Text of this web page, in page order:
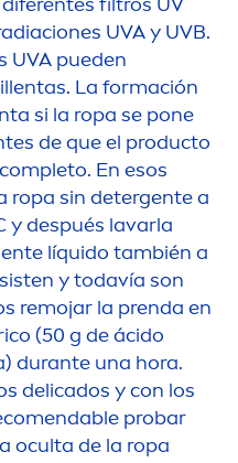
UVA y UVB.
UVA pueden
La formación
ta si la ropa se pone
de que el producto
En esos
ropa sin detergente a
y después lavarla
líquido también a
y todavía son
remojar la prenda en
(50 g de ácido
durante una hora.
delicados y con los
mendable probar
oculta de la ropa